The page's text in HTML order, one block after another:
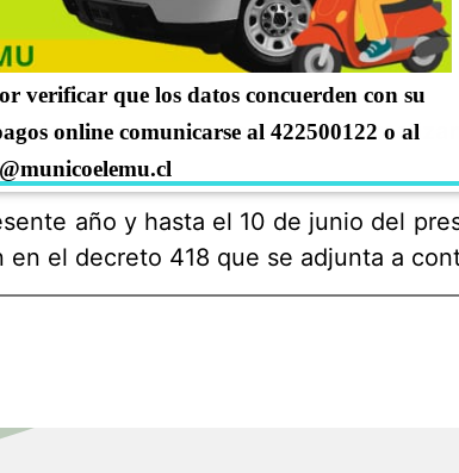
dada la necesidad de
año y hasta el 10 de junio del
el decreto 418 que se adjunta a
verificar que los datos concuerden con su
online comunicarse al 422500122 o al